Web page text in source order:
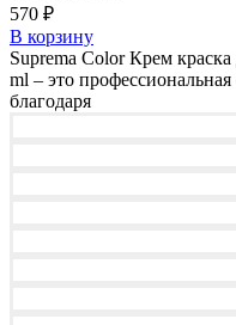
570 ₽
В корзину
Suprema Color Крем
ml – это
благодаря